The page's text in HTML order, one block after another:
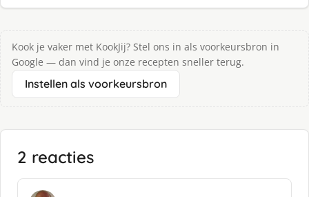
Kook je vaker met KookJij? Stel ons in als voorkeursbron in
Google — dan vind je onze recepten sneller terug.
Instellen als voorkeursbron
2 reacties